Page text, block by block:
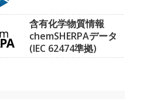
含有化学物質情報
chemSHERPAデータ
(IEC 62474準拠)